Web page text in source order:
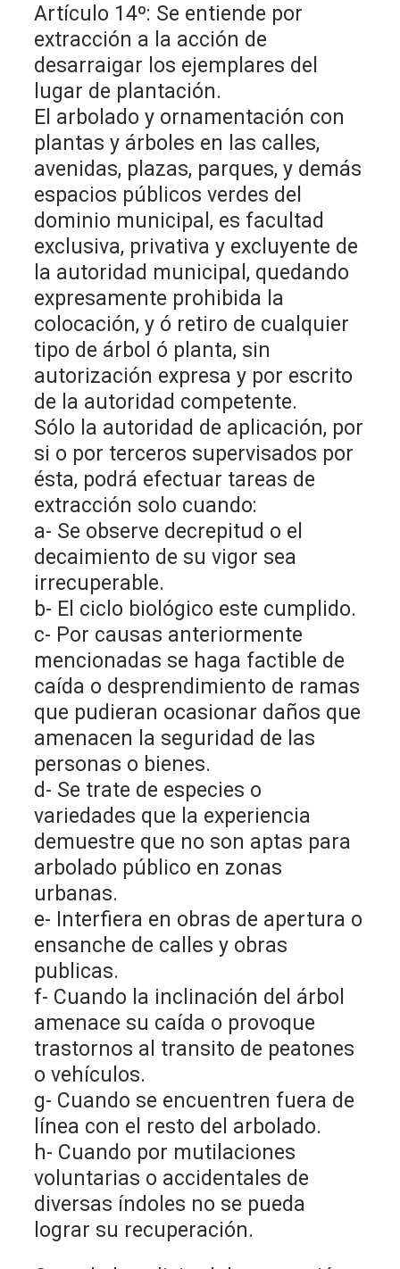
Artículo 14º: Se entiende por
extracción a la acción de
desarraigar los ejemplares del
lugar de plantación.
El arbolado y ornamentación con
plantas y árboles en las calles,
avenidas, plazas, parques, y demás
espacios públicos verdes del
dominio municipal, es facultad
exclusiva, privativa y excluyente de
la autoridad municipal, quedando
expresamente prohibida la
colocación, y ó retiro de cualquier
tipo de árbol ó planta, sin
autorización expresa y por escrito
de la autoridad competente.
Sólo la autoridad de aplicación, por
si o por terceros supervisados por
ésta, podrá efectuar tareas de
extracción solo cuando:
a- Se observe decrepitud o el
decaimiento de su vigor sea
irrecuperable.
b- El ciclo biológico este cumplido.
c- Por causas anteriormente
mencionadas se haga factible de
caída o desprendimiento de ramas
que pudieran ocasionar daños que
amenacen la seguridad de las
personas o bienes.
d- Se trate de especies o
variedades que la experiencia
demuestre que no son aptas para
arbolado público en zonas
urbanas.
e- Interfiera en obras de apertura o
ensanche de calles y obras
publicas.
f- Cuando la inclinación del árbol
amenace su caída o provoque
trastornos al transito de peatones
o vehículos.
g- Cuando se encuentren fuera de
línea con el resto del arbolado.
h- Cuando por mutilaciones
voluntarias o accidentales de
diversas índoles no se pueda
lograr su recuperación.